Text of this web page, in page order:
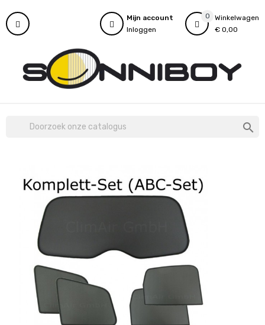
0
Winkelwagen
€ 0,00
Mijn account
Inloggen
